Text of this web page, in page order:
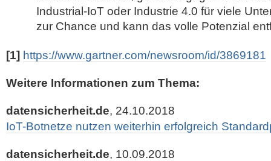
Industrial-IoT oder Industrie 4.0 für viele
zur Chance und kann das volle Potenzial
[1] https://www.gartner.com/newsroom/id/3869181
Weitere Informationen zum Thema:
datensicherheit.de, 24.10.2018
IoT-Botnetze nutzen weiterhin erfolgreich
datensicherheit.de, 10.09.2018